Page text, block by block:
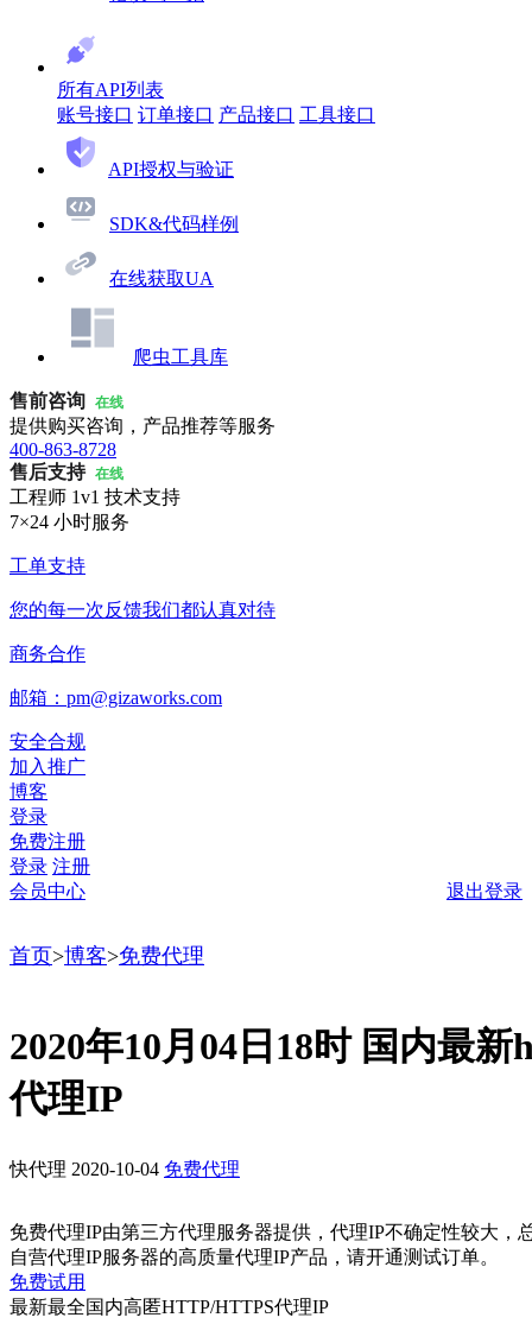
所有API列表
账号接口 订单接口 产品接口 工具接口
API授权与验证
SDK&代码样例
在线获取UA
爬虫工具库
售前咨询 在线
提供购买咨询，产品推荐等服务
400-863-8728
售后支持 在线
工程师 1v1 技术支持
7×24 小时服务
工单支持
您的每一次反馈我们都认真对待
商务合作
邮箱：pm@gizaworks.com
安全合规
加入推广
博客
登录
免费注册
登录 注册
会员中心
退出登录
首页>博客>免费代理
2020年10月04日18时 国内最
代理IP
快代理 2020-10-04 免费代理
免费代理IP由第三方代理服务器提供，代理IP不确定性较大，
自营代理IP服务器的高质量代理IP产品，请开通测试订单。
免费试用
最新最全国内高匿HTTP/HTTPS代理IP